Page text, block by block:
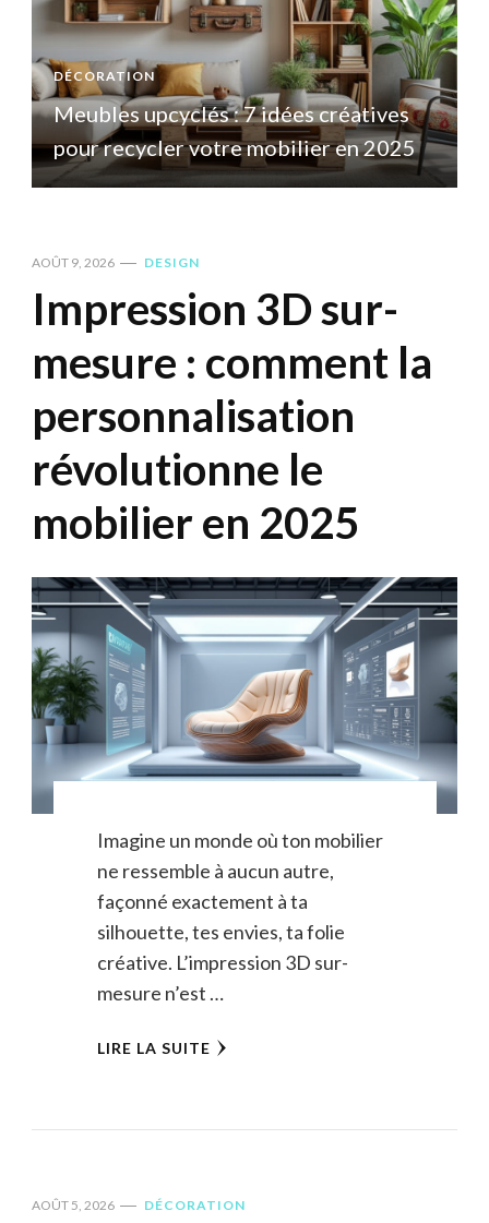
DÉCORATION
Meubles upcyclés : 7 idées créatives
pour recycler votre mobilier en 2025
AOÛT 9, 2026 DESIGN
Impression 3D sur-
mesure : comment la
personnalisation
révolutionne le
mobilier en 2025
Imagine un monde où ton mobilier
ne ressemble à aucun autre,
façonné exactement à ta
silhouette, tes envies, ta folie
créative. L’impression 3D sur-
mesure n’est …
LIRE LA SUITE
AOÛT 5, 2026 DÉCORATION